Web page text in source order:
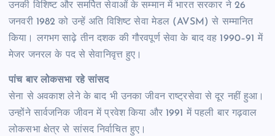
उनकी विशिष्ट और समर्पित सेवाओं के सम्मान में भारत सरकार ने 26
जनवरी 1982 को उन्हें अति विशिष्ट सेवा मेडल (AVSM) से सम्मानित
किया। लगभग साढ़े तीन दशक की गौरवपूर्ण सेवा के बाद वह 1990–91 में
मेजर जनरल के पद से सेवानिवृत्त हुए।
पांच बार लोकसभा रहे सांसद
सेना से अवकाश लेने के बाद भी उनका जीवन राष्ट्रसेवा से दूर नहीं हुआ।
उन्होंने सार्वजनिक जीवन में प्रवेश किया और 1991 में पहली बार गढ़वाल
लोकसभा क्षेत्र से सांसद निर्वाचित हुए।